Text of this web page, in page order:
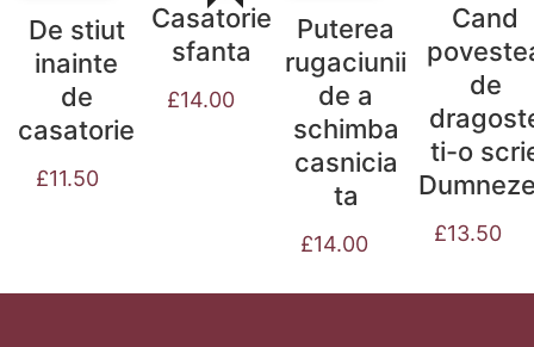
De stiut
inainte
de
casatorie
£11.50
Casatorie
sfanta
£14.00
Puterea
rugaciunii
de a
schimba
casnicia
ta
£14.00
Cand
de
ti-o
£13.50